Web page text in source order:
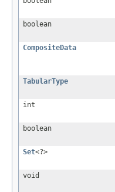
boolean
CompositeData
TabularType
int
boolean
Set<?>
void